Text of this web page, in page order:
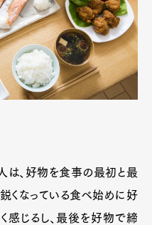
は、好物を食事の最初と最
くなっている食べ始めに好
感じるし、最後を好物で締